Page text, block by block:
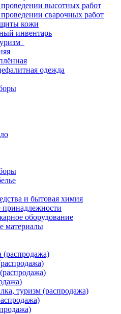
высотных работ
сварочных работ
кожи
инвентарь
одежда
и бытовая химия
принадлежности
оборудование
материалы
(распродажа)
туризм (распродажа)